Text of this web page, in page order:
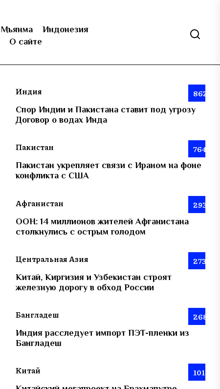
Мьянма
Индонезия
О сайте
Индия 862
Спор Индии и Пакистана ставит под угрозу
Договор о водах Инда
Пакистан 764
Пакистан укрепляет связи с Ираном на фоне
конфликта с США
Афганистан 293
ООН: 14 миллионов жителей Афганистана
столкнулись с острым голодом
Центральная Азия 273
Китай, Киргизия и Узбекистан строят
железную дорогу в обход России
Бангладеш 268
Индия расследует импорт ПЭТ-пленки из
Бангладеш
Китай 101